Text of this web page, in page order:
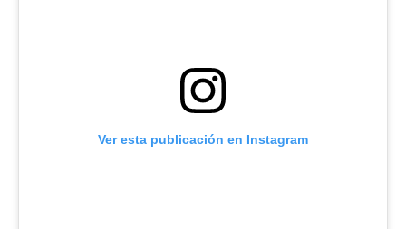
Ver esta publicación en Instagram